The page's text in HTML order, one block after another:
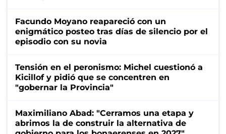
Facundo Moyano reapareció con un
enigmático posteo tras días de silencio por el
episodio con su novia
Tensión en el peronismo: Michel cuestionó a
Kicillof y pidió que se concentren en
"gobernar la Provincia"
Maximiliano Abad: "Cerramos una etapa y
abrimos la de construir la alternativa de